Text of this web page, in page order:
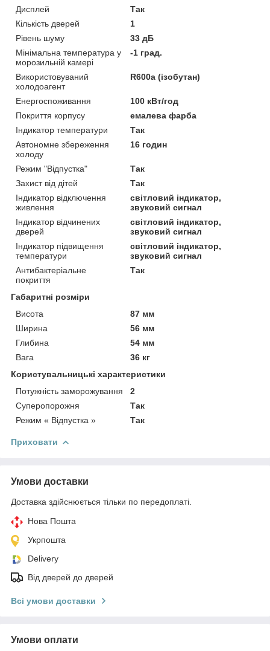
Дисплей
Так
Кількість дверей
1
Рівень шуму
33 дБ
Мінімальна температура у
морозильній камері
-1 град.
Використовуваний
холодоагент
R600a (ізобутан)
Енергоспоживання
100 кВт/год
Покриття корпусу
емалева фарба
Індикатор температури
Так
Автономне збереження
холоду
16 годин
Режим "Відпустка"
Так
Захист від дітей
Так
Індикатор відключення
живлення
світловий індикатор,
звуковий сигнал
Індикатор відчинених
дверей
світловий індикатор,
звуковий сигнал
Індикатор підвищення
температури
світловий індикатор,
звуковий сигнал
Антибактеріальне
покриття
Так
Габаритні розміри
Висота
87 мм
Ширина
56 мм
Глибина
54 мм
Вага
36 кг
Користувальницькі характеристики
Потужність заморожування
2
Суперопорожня
Так
Режим « Відпустка »
Так
Приховати
Умови доставки
Доставка здійснюється тільки по передоплаті.
Нова Пошта
Укрпошта
Delivery
Від дверей до дверей
Всі умови доставки
Умови оплати